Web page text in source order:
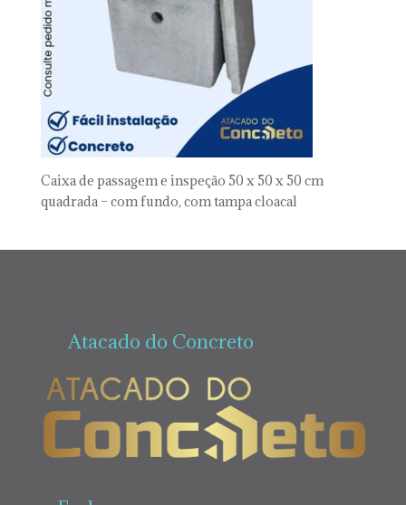
Caixa de passagem e inspeção 50 x 50 x 50 cm
quadrada – com fundo, com tampa cloacal
Atacado do Concreto